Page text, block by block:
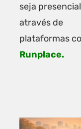
seja
através de
plataformas
Runplace.